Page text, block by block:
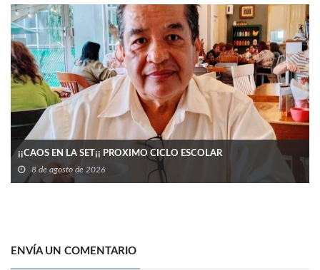
¡¡CAOS EN LA SET¡¡ PROXIMO CICLO ESCOLAR
8 de agosto de 2026
ENVÍA UN COMENTARIO